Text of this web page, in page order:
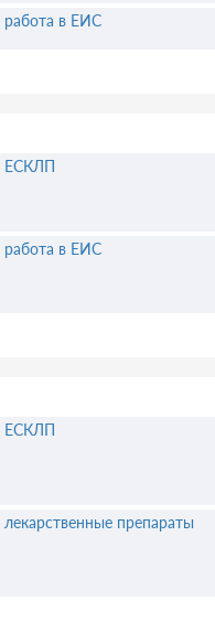
работа в ЕИС
ЕСКЛП
работа в ЕИС
ЕСКЛП
лекарственные препараты